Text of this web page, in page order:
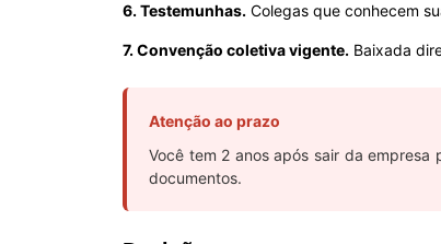
6. Testemunhas. Colegas que conhecem
7. Convenção coletiva vigente. Baixada
Atenção ao prazo
Você tem 2 anos após sair da
documentos.